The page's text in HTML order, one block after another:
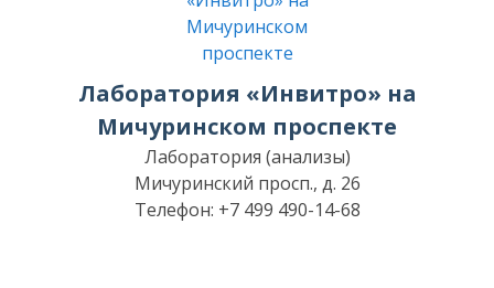
Лаборатория «Инвитро» на
Мичуринском проспекте
Лаборатория (анализы)
Мичуринский просп., д. 26
Телефон: +7 499 490-14-68